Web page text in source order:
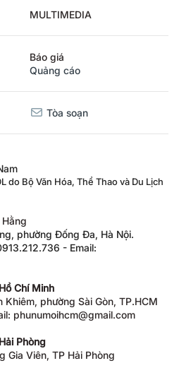
MULTIMEDIA
Báo giá
Quảng cáo
Tòa soạn
do Bộ Văn Hóa, Thể Thao và Du Lịch
phường Đống Đa, Hà Nội.
- Email:
Chí Minh
Khiêm, phường Sài Gòn, TP.HCM
phunumoihcm@gmail.com
Phòng
Gia Viên, TP Hải Phòng